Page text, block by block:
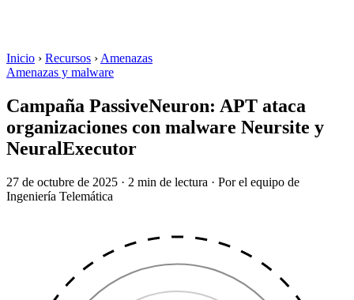
Inicio › Recursos › Amenazas
Amenazas y malware
Campaña PassiveNeuron: APT ataca
organizaciones con malware Neursite y
NeuralExecutor
27 de octubre de 2025 · 2 min de lectura · Por el equipo de
Ingeniería Telemática